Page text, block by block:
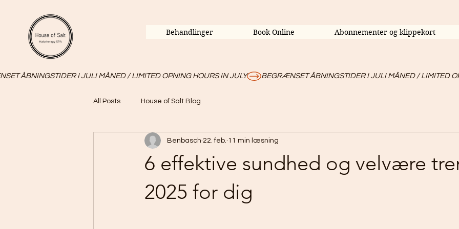
Behandlinger Book Online Abonnementer og klippekort
ÅBNINGSTIDER I JULI MÅNED / LIMITED OPNING HOURS IN JULY
All Posts House of Salt Blog
6 effektive sundhed og velvære
2025 for dig
Benbasch 22. feb. 11 min læsning